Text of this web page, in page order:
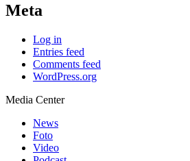
Meta
Log in
Entries feed
Comments feed
WordPress.org
Media Center
News
Foto
Video